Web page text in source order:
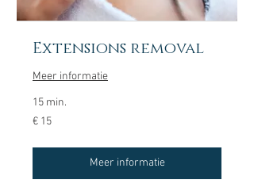
Extensions removal
Meer informatie
15 min.
15
euro
€ 15
Meer informatie